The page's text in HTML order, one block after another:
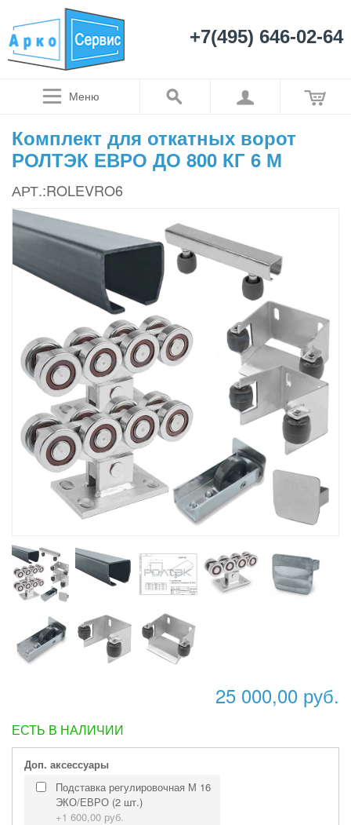
+7(495) 646-02-64
Меню
Комплект для откатных ворот
РОЛТЭК ЕВРО ДО 800 КГ 6 М
АРТ.:ROLEVRO6
25 000,00 руб.
ЕСТЬ В НАЛИЧИИ
Доп. аксессуары
Подставка регулировочная М 16
ЭКО/ЕВРО (2 шт.)
+1 600,00 руб.